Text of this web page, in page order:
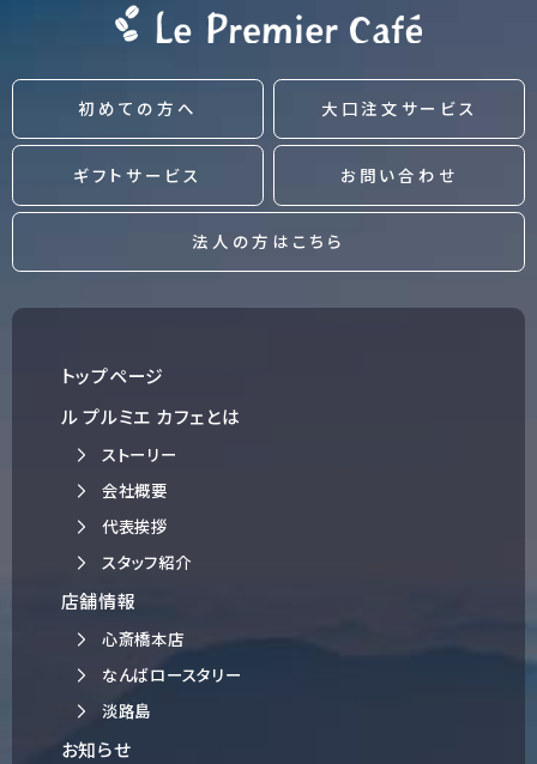
初めての方へ 大口注文サービス
ギフトサービス お問い合わせ
法人の方はこちら
トップページ
ル プルミエ カフェとは
ストーリー
会社概要
代表挨拶
スタッフ紹介
店舗情報
心斎橋本店
なんばロースタリー
淡路島
お知らせ